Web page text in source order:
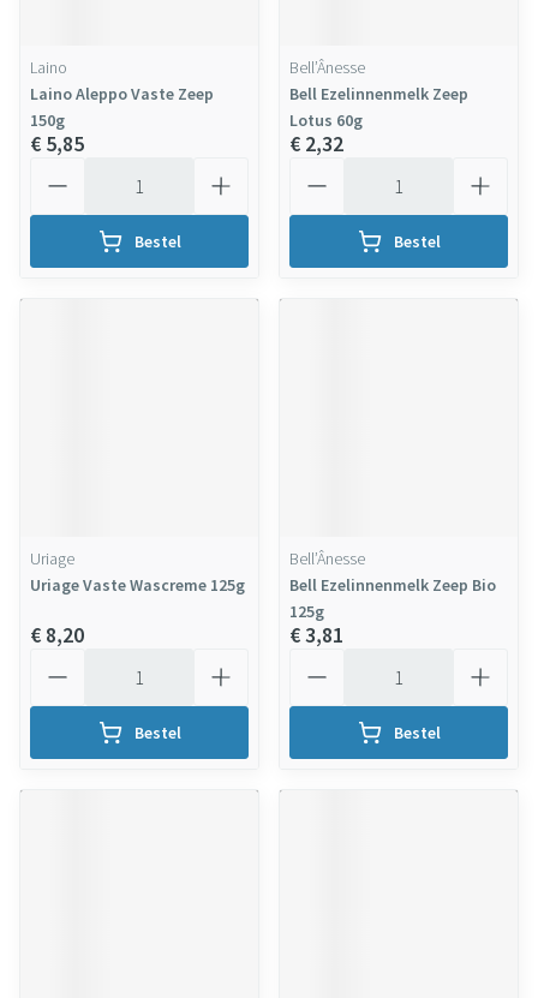
Laino
Laino Aleppo Vaste Zeep
150g
€ 5,85
Bestel
Bell’Ânesse
Bell Ezelinnenmelk Zeep
Lotus 60g
€ 2,32
Bestel
Uriage
Uriage Vaste Wascreme 125g
€ 8,20
Bestel
Bell’Ânesse
Bell Ezelinnenmelk Zeep Bio
125g
€ 3,81
Bestel